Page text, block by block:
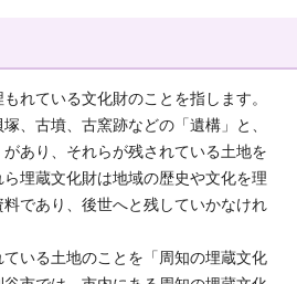
れている文化財のことを指します。
、古墳、古窯跡などの「遺構」と、
あり、それらが残されている土地を
ら埋蔵文化財は地域の歴史や文化を理
であり、後世へと残していかなけれ
いる土地のことを「周知の埋蔵文化